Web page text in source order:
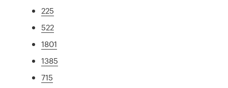
225
522
1801
1385
715